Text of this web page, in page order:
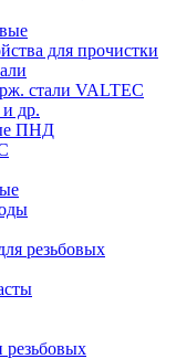
для прочистки
стали VALTEC
др.
ПНД
резьбовых
резьбовых